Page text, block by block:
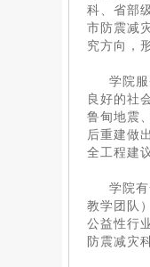
科、省部
市防震减
究方向，
学院
良好的社
鲁甸地震
后重建做
全工程建
学院
教学团队
公益性行
防震减灾